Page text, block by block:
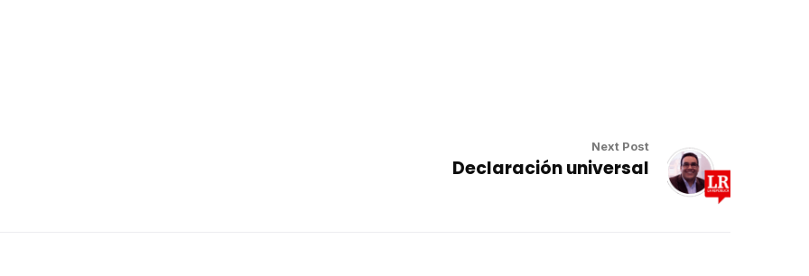
Next Post
Declaración universal